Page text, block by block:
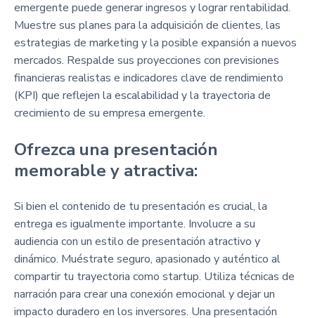
emergente puede generar ingresos y lograr rentabilidad.
Muestre sus planes para la adquisición de clientes, las
estrategias de marketing y la posible expansión a nuevos
mercados. Respalde sus proyecciones con previsiones
financieras realistas e indicadores clave de rendimiento
(KPI) que reflejen la escalabilidad y la trayectoria de
crecimiento de su empresa emergente.
Ofrezca una presentación
memorable y atractiva:
Si bien el contenido de tu presentación es crucial, la
entrega es igualmente importante. Involucre a su
audiencia con un estilo de presentación atractivo y
dinámico. Muéstrate seguro, apasionado y auténtico al
compartir tu trayectoria como startup. Utiliza técnicas de
narración para crear una conexión emocional y dejar un
impacto duradero en los inversores. Una presentación